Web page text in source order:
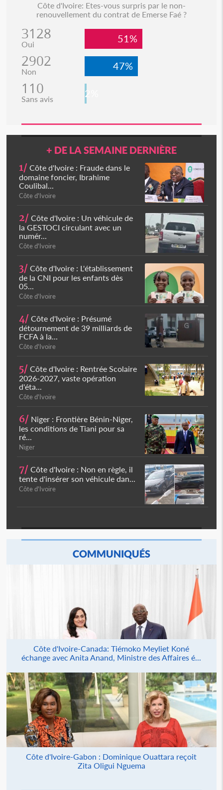
Côte d'Ivoire: Etes-vous surpris par le non-
renouvellement du contrat de Emerse Faé ?
3128
Oui 51%
2902
Non 47%
110
Sans avis 2%
+ DE LA SEMAINE DERNIÈRE
1/ Côte d'Ivoire : Fraude dans le
domaine foncier, Ibrahime
Coulibal...
Côte d'Ivoire
2/ Côte d'Ivoire : Un véhicule de
la GESTOCI circulant avec un
numér...
Côte d'Ivoire
3/ Côte d'Ivoire : L'établissement
de la CNI pour les enfants dès
05...
Côte d'Ivoire
4/ Côte d'Ivoire : Présumé
détournement de 39 milliards de
FCFA à la...
Côte d'Ivoire
5/ Côte d'Ivoire : Rentrée Scolaire
2026-2027, vaste opération
d'éta...
Côte d'Ivoire
6/ Niger : Frontière Bénin-Niger,
les conditions de Tiani pour sa
ré...
Niger
7/ Côte d'Ivoire : Non en règle, il
tente d'insérer son véhicule dan...
Côte d'Ivoire
COMMUNIQUÉS
Côte d'Ivoire-Canada: Tiémoko Meyliet Koné
échange avec Anita Anand, Ministre des Affaires é...
Côte d'Ivoire-Gabon : Dominique Ouattara reçoit
Zita Oligui Nguema